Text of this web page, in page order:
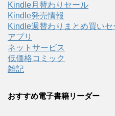
Kindle月替わりセール
Kindle発売情報
Kindle週替わりまとめ買いセ
アプリ
ネットサービス
低価格コミック
雑記
おすすめ電子書籍リーダー